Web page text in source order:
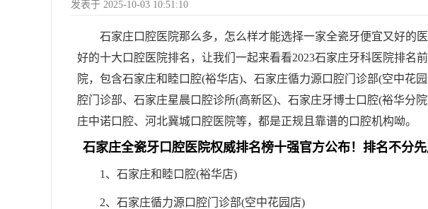
发表于 2025-10-03 10:51:10
石家庄口腔医院那么多，怎么样才能选择一家全瓷牙便宜又好的
好的十大口腔医院排名，让我们一起来看看2023石家庄牙科医院排名
院，包含石家庄和睦口腔(裕华店)、石家庄循力源口腔门诊部(空中花
腔门诊部、石家庄星晨口腔诊所(高新区)、石家庄牙博士口腔(裕华分
庄中诺口腔、河北冀城口腔医院等，都是正规且靠谱的口腔机构呦。
石家庄全瓷牙口腔医院权威排名榜十强官方公布！ 排名不分
1、石家庄和睦口腔(裕华店)
2、石家庄循力源口腔门诊部(空中花园店)